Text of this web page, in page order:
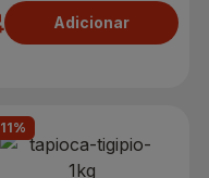
Adicionar